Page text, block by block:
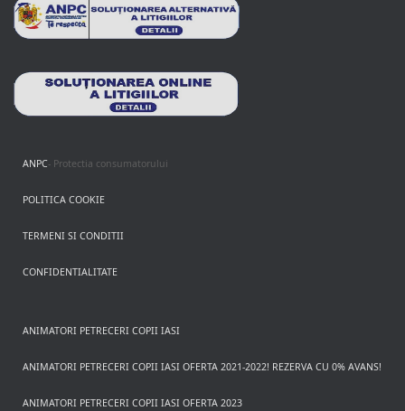
ANPC- Protectia consumatorului
POLITICA COOKIE
TERMENI SI CONDITII
CONFIDENTIALITATE
ANIMATORI PETRECERI COPII IASI
ANIMATORI PETRECERI COPII IASI OFERTA 2021-2022! REZERVA CU 0% AVANS!
ANIMATORI PETRECERI COPII IASI OFERTA 2023